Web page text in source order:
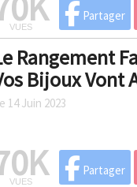
VUES
Partager
Rangement
Bijoux Vont
14 Juin 2023
VUES
Partager